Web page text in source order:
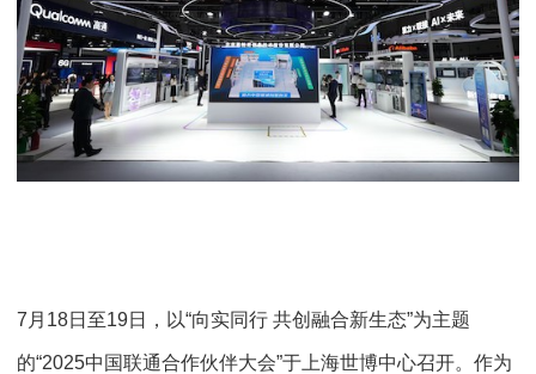
7月18日至19日，以“向实同行 共创融合新生态”为主题
的“2025中国联通合作伙伴大会”于上海世博中心召开。作为